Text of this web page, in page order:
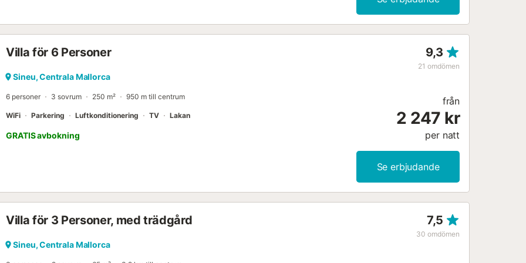
Villa för 6 Personer 9,3
21 omdömen
Sineu, Centrala Mallorca
6 personer 3 sovrum 250 m² 950 m till centrum
WiFi Parkering Luftkonditionering TV Lakan
GRATIS avbokning
från
2 247 kr
per natt
Se erbjudande
Villa för 3 Personer, med trädgård 7,5
30 omdömen
Sineu, Centrala Mallorca